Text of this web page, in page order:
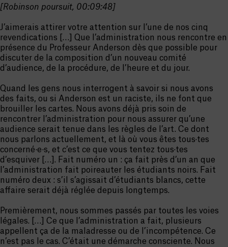
[Robinson poursuit, 00:09:48]
J’aimerais attirer votre attention sur l’une de nos cinq
revendications […] Que l’administration nous rencontre en
présence du Professeur Anderson dès que possible pour
discuter de la composition d’un nouveau comité
d’audience, de la procédure, de l’heure et du jour.
Quand les gens nous interrogent à savoir si nous avons
des faits, ou si Anderson est un raciste, ils ne font que
brouiller les cartes. Nous avons déjà pris soin de
rencontrer l’administration pour nous assurer qu’une
audience serait tenue dans les règles de l’art. Ce dont
nous parlons actuellement, et là où vous êtes tous·tes
concerné·e·s, et c’est ce que vous tentez tous·tes
d’esquiver […]. Fait numéro un : ça fait près d’un an que
l’administration fait poireauter les étudiants noirs. Fait
numéro deux : s’il s’agissait d’étudiants blancs, cette
affaire serait déjà réglée depuis longtemps.
Premièrement, nous sommes passés par toutes les voies
légales. […] Ce que l’administration a fait, plusieurs
appellent ça de la maladresse ou de l’incompétence. Ce
n’est pas le cas. C’était une démarche consciente. Nous